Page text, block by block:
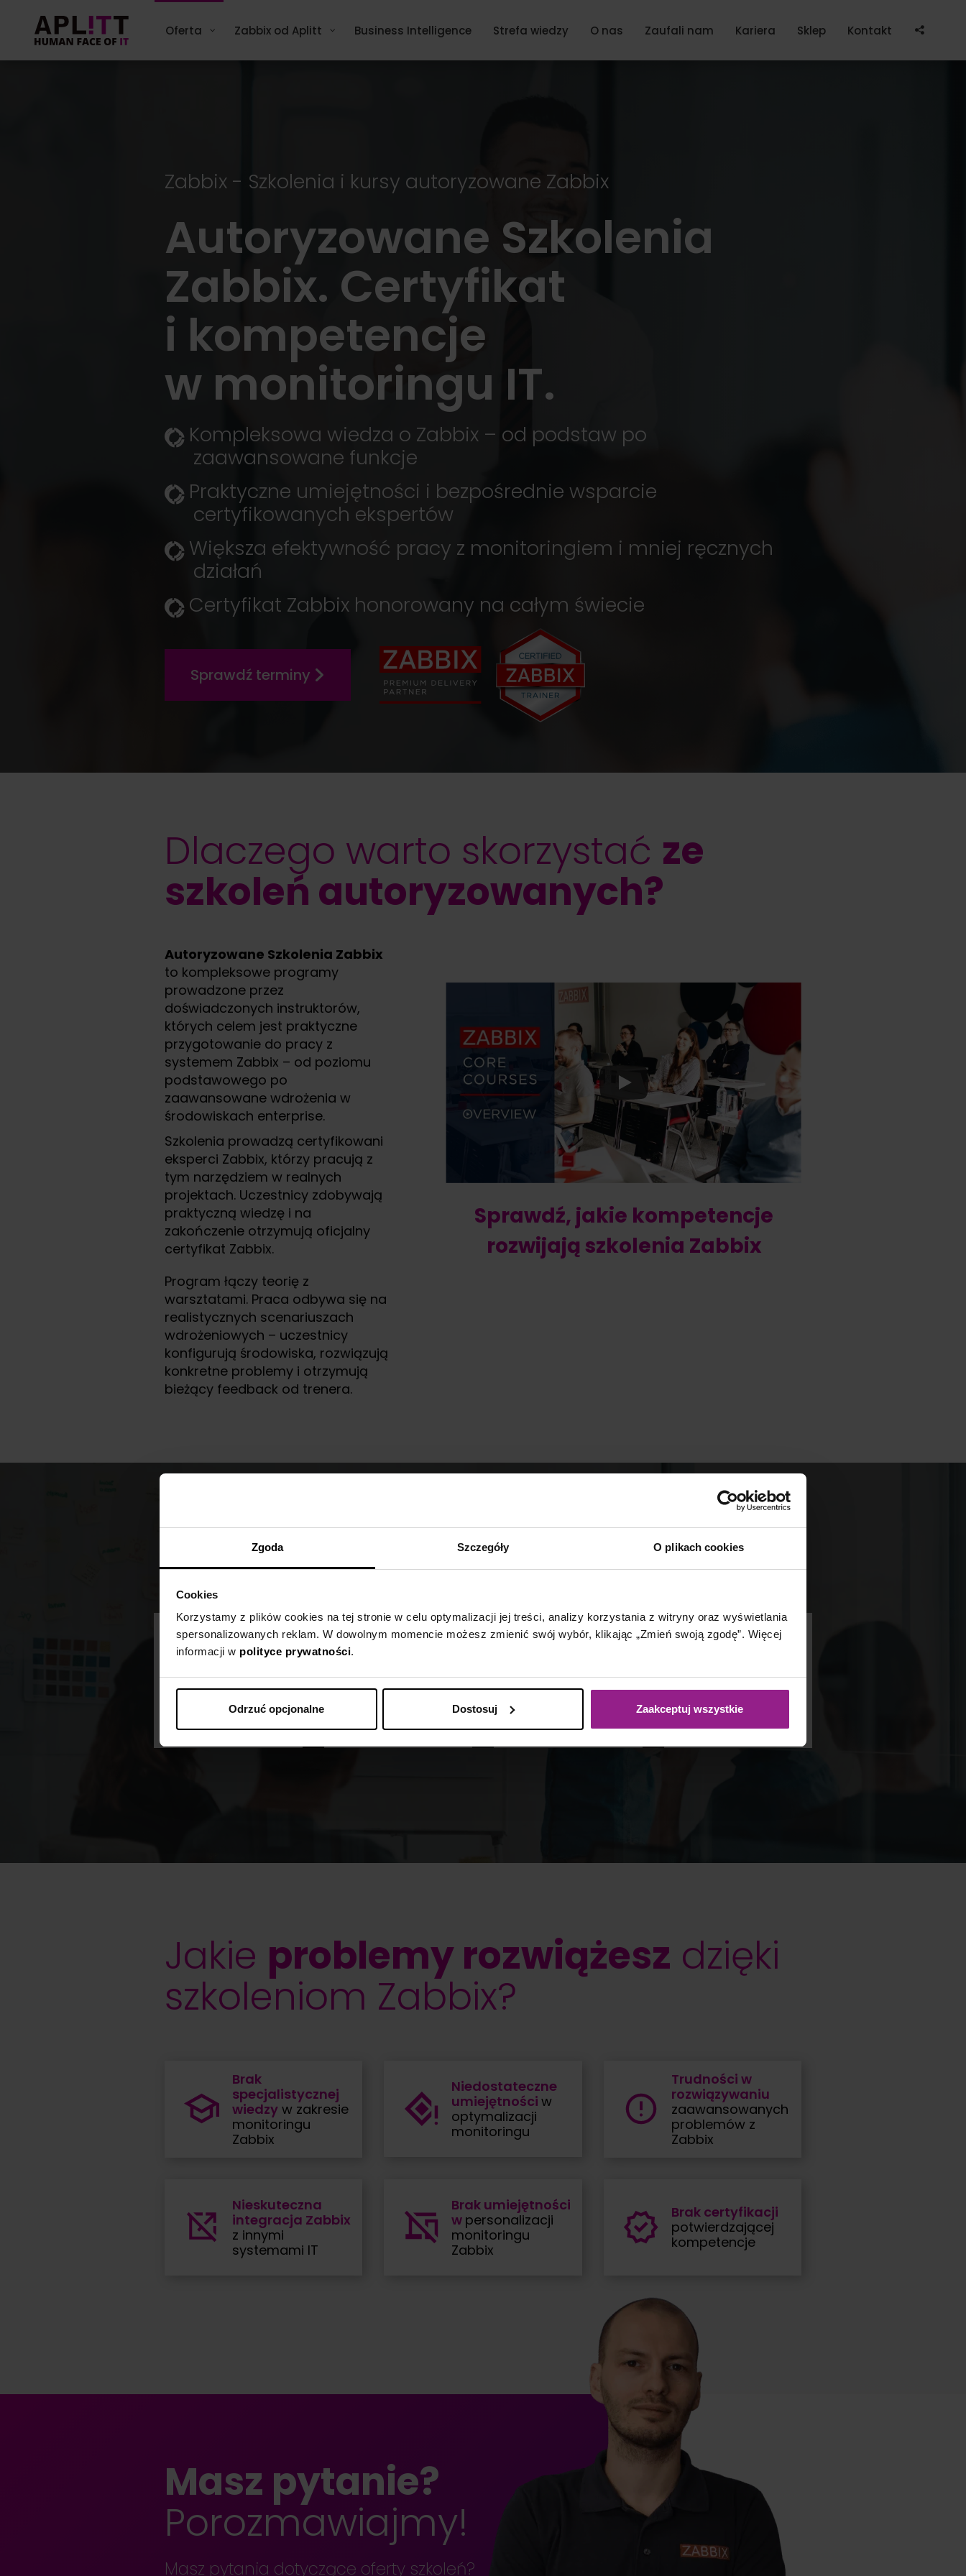
Zgoda Szczegóły O plikach cookies
Cookies
Korzystamy z plików cookies na tej stronie w celu optymalizacji jej treści, analizy korzystania z witryny oraz wyświetlania
spersonalizowanych reklam. W dowolnym momencie możesz zmienić swój wybór, klikając „Zmień swoją zgodę”. Więcej
informacji w polityce prywatności.
Odrzuć opcjonalne Dostosuj Zaakceptuj wszystkie
content
Oferta Zabbix od Aplitt Business Intelligence Strefa wiedzy O nas Zaufali nam Kariera Sklep Kontakt
Zabbix - Szkolenia i kursy autoryzowane Zabbix
Autoryzowane Szkolenia
Zabbix. Certyfikat
i kompetencje
w monitoringu IT.
Kompleksowa wiedza o Zabbix – od podstaw po
zaawansowane funkcje
Praktyczne umiejętności i bezpośrednie wsparcie
certyfikowanych ekspertów
Większa efektywność pracy z monitoringiem i mniej ręcznych
działań
Certyfikat Zabbix honorowany na całym świecie
Sprawdź terminy
Dlaczego warto skorzystać ze
szkoleń autoryzowanych?
Autoryzowane Szkolenia Zabbix
to kompleksowe programy
prowadzone przez
doświadczonych instruktorów,
których celem jest praktyczne
przygotowanie do pracy z
systemem Zabbix – od poziomu
podstawowego po
zaawansowane wdrożenia w
środowiskach enterprise.
Szkolenia prowadzą certyfikowani
eksperci Zabbix, którzy pracują z
tym narzędziem w realnych
projektach. Uczestnicy zdobywają
praktyczną wiedzę i na
zakończenie otrzymują oficjalny
certyfikat Zabbix.
Program łączy teorię z
warsztatami. Praca odbywa się na
realistycznych scenariuszach
wdrożeniowych – uczestnicy
konfigurują środowiska, rozwiązują
konkretne problemy i otrzymują
bieżący feedback od trenera.
Sprawdź, jakie kompetencje
rozwijają szkolenia Zabbix
Zaufajnaszemu doświadczeniu
90%
uczestników
poleca nasze
szkolenia
300+ 50+ 6+
doświadczenia
Jakie problemy rozwiążesz dzięki
szkoleniom Zabbix?
Brak
specjalistycznej
wiedzy w zakresie
monitoringu
Zabbix
Niedostateczne
umiejętnościw
optymalizacji
monitoringu
Trudności w
rozwiązywaniu
zaawansowanych
problemów z
Zabbix
Nieskuteczna
integracja Zabbix
z innymi
systemami IT
Brak umiejętności
w personalizacji
monitoringu
Zabbix
Brak certyfikacji
potwierdzającej
kompetencje
Masz pytanie?
Porozmawiajmy!
Masz pytania dotyczące oferty szkoleń?